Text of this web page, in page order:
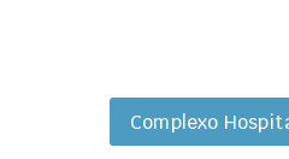
Complexo